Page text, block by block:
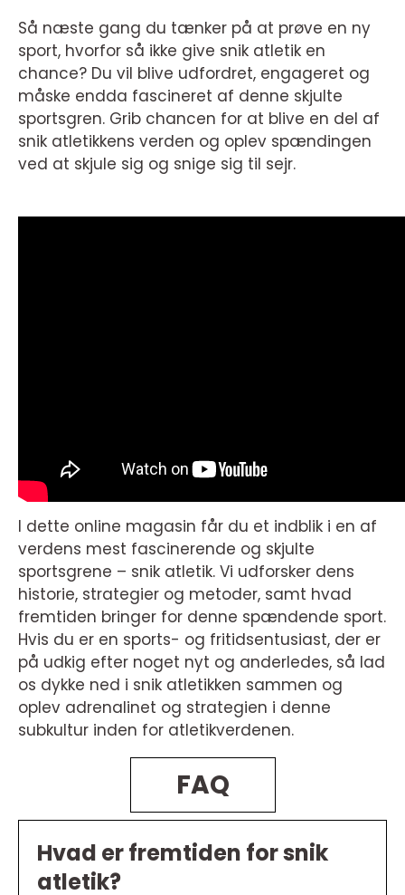
Så næste gang du tænker på at prøve en ny
sport, hvorfor så ikke give snik atletik en
chance? Du vil blive udfordret, engageret og
måske endda fascineret af denne skjulte
sportsgren. Grib chancen for at blive en del af
snik atletikkens verden og oplev spændingen
ved at skjule sig og snige sig til sejr.
I dette online magasin får du et indblik i en af
verdens mest fascinerende og skjulte
sportsgrene – snik atletik. Vi udforsker dens
historie, strategier og metoder, samt hvad
fremtiden bringer for denne spændende sport.
Hvis du er en sports- og fritidsentusiast, der er
på udkig efter noget nyt og anderledes, så lad
os dykke ned i snik atletikken sammen og
oplev adrenalinet og strategien i denne
subkultur inden for atletikverdenen.
FAQ
Hvad er fremtiden for snik
atletik?